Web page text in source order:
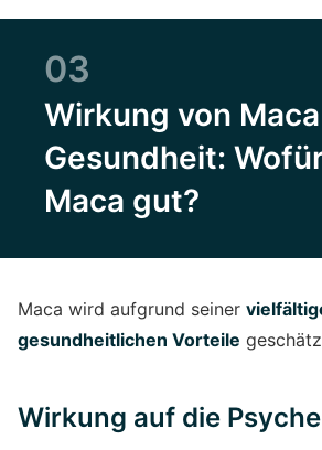
03
Wirkung von
Gesundheit:
Maca gut?
Maca wird aufgrund seiner
gesundheitlichen Vorteile
Wirkung auf die Psyche